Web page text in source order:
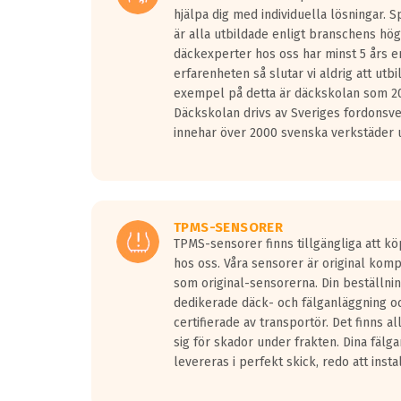
hjälpa dig med individuella lösningar.
är alla utbildade enligt branschens
däckexperter hos oss har minst 5 års
erfarenheten så slutar vi aldrig att
exempel på detta är däckskolan som
Däckskolan drivs av Sveriges
innehar över 2000 svenska verkstäder
TPMS-SENSORER
TPMS-sensorer finns tillgängliga att
hos oss. Våra sensorer är original
som original-sensorerna. Din
dedikerade däck- och fälganläggning
certifierade av transportör. Det finns
sig för skador under frakten. Dina
levereras i perfekt skick, redo att